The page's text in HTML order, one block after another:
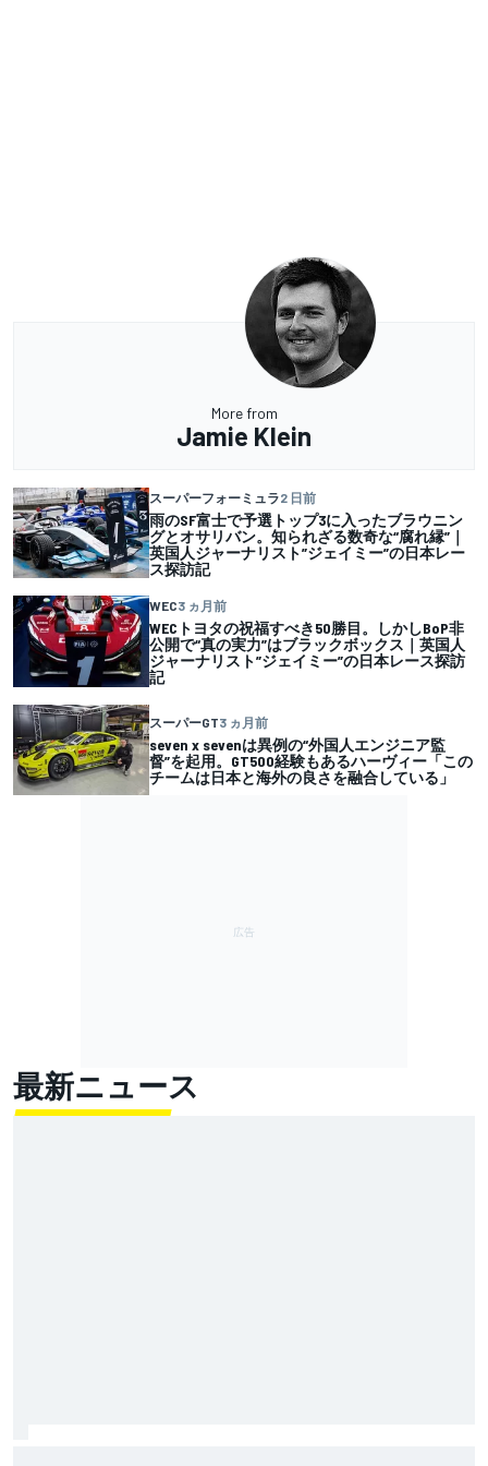
More from
Jamie Klein
スーパーフォーミュラ2 日前
雨のSF富士で予選トップ3に入ったブラウニン
グとオサリバン。知られざる数奇な“腐れ縁”｜
英国人ジャーナリスト”ジェイミー”の日本レー
ス探訪記
WEC3 ヵ月前
WECトヨタの祝福すべき50勝目。しかしBoP非
公開で“真の実力”はブラックボックス｜英国人
ジャーナリスト”ジェイミー”の日本レース探訪
記
スーパーGT3 ヵ月前
seven x sevenは異例の“外国人エンジニア監
督”を起用。GT500経験もあるハーヴィー「この
チームは日本と海外の良さを融合している」
最新ニュース